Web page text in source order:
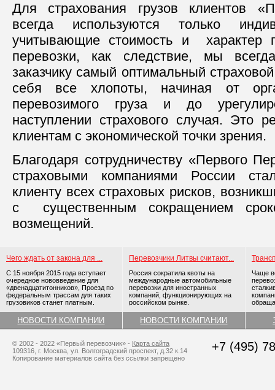
Для страхования грузов клиентов
всегда используются только
учитывающие стоимость и характер
перевозки, как следствие, мы
заказчику самый оптимальный
себя все хлопоты, начиная от
перевозимого груза и до
наступлении страхового случая. Это
клиентам с экономической точки зрения.
Благодаря сотрудничеству «Первого
страховыми компаниями России
клиенту всех страховых рисков,
с существенным сокращением
возмещений.
Чего ждать от закона для ...
С 15 ноября 2015 года вступает
очередное нововведение для
«двенадцатитонников», Проезд по
федеральным трассам для таких
грузовиков станет платным.
НОВОСТИ КОМПАНИИ
Перевозчики Литвы считают...
Россия сократила квоты на
международные автомобильные
перевозки для иностранных
компаний, функционирующих на
российском рынке.
НОВОСТИ КОМПАНИИ
Чаще
© 2002 - 2022 «Первый перевозчик» - Карта сайта
109316, г. Москва, ул. Волгоградский проспект, д.32 к.14
Копирование материалов сайта без ссылки запрещено
+7 (495)